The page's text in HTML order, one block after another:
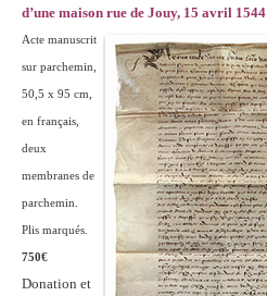
d’une maison rue de Jouy, 15 avril 1544
Acte manuscrit
sur parchemin,
50,5 x 95 cm,
en français,
deux
membranes de
parchemin.
Plis marqués.
750€
Donation et